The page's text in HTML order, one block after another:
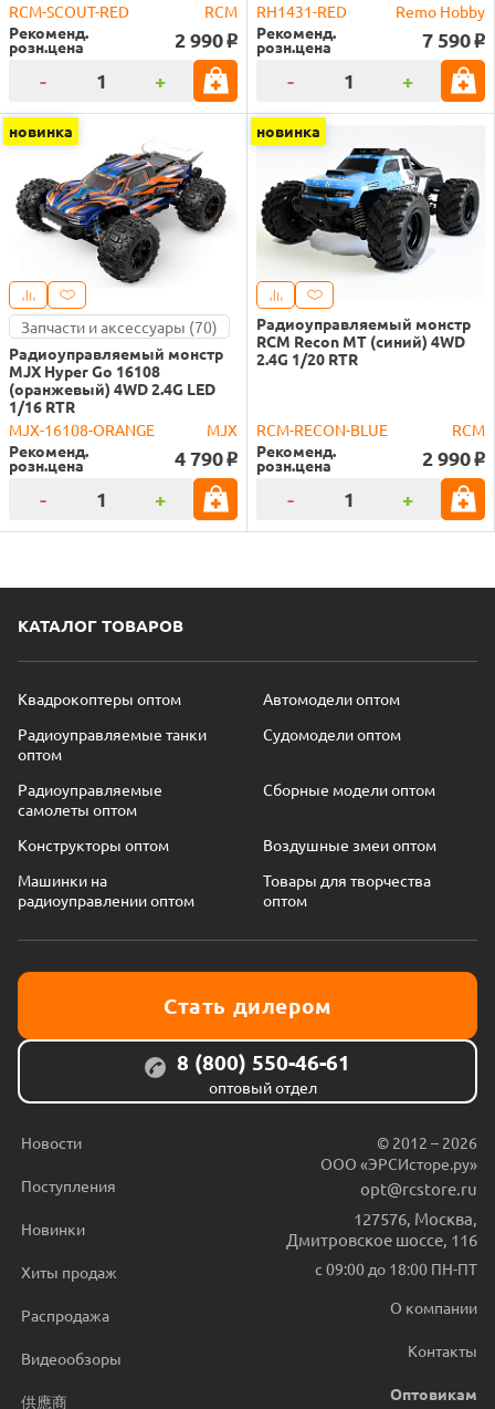
RCM-SCOUT-RED
RCM
Рекоменд.
розн.цена 2 990 o
- +
RH1431-RED
Remo Hobby
Рекоменд.
розн.цена 7 590 o
- +
новинка
Запчасти и аксессуары (70)
Радиоуправляемый монстр
MJX Hyper Go 16108
(оранжевый) 4WD 2.4G LED
1/16 RTR
MJX-16108-ORANGE
MJX
Рекоменд.
розн.цена 4 790 o
- +
новинка
Радиоуправляемый монстр
RCM Recon MT (синий) 4WD
2.4G 1/20 RTR
RCM-RECON-BLUE
RCM
Рекоменд.
розн.цена 2 990 o
- +
КАТАЛОГ ТОВАРОВ
Квадрокоптеры оптом
Автомодели оптом
Радиоуправляемые танки
оптом
Судомодели оптом
Радиоуправляемые
самолеты оптом
Сборные модели оптом
Конструкторы оптом
Воздушные змеи оптом
Машинки на
радиоуправлении оптом
Товары для творчества
оптом
Стать дилером
8 (800) 550-46-61
оптовый отдел
Новости
Поступления
Новинки
Хиты продаж
Распродажа
Видеообзоры
供應商
© 2012 – 2026
ООО «ЭРСИсторе.ру»
opt@rcstore.ru
127576 Москва
Дмитровское шоссе, 116
с 09:00 до 18:00 ПН-ПТ
О компании
Контакты
Оптовикам